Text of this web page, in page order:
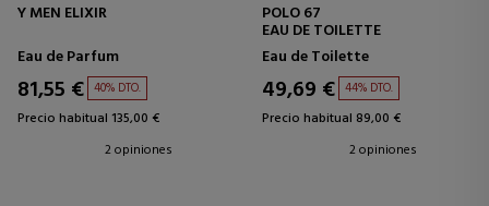
Y MEN ELIXIR
Eau de Parfum
81,55 € 40% DTO.
Precio habitual 135,00 €
2 opiniones
POLO 67
EAU DE TOILETTE
Eau de Toilette
49,69 € 44% DTO.
Precio habitual 89,00 €
2 opiniones